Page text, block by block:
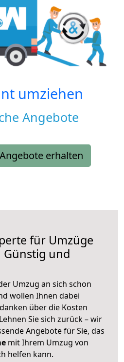
umziehen
Angebote
erhalten
für Umzüge
Günstig und
Umzug an sich schon
wollen Ihnen dabei
über die Kosten
Sie sich zurück – wir
Angebote für Sie, das
mit Ihrem Umzug von
helfen kann.